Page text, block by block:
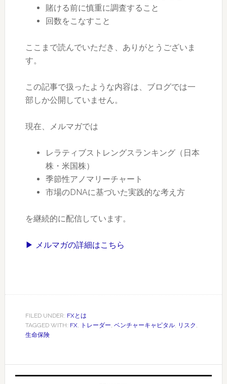
賭ける前に慎重に調査すること
回数をこなすこと
ここまで読んでいただき、ありがとうございま
す。
この記事で扱ったような内容は、ブログでは一
部しか公開していません。
現在、メルマガでは
レラティブストレングスランキング（日本
株・米国株）
季節性アノマリーチャート
市場のDNAに基づいた実践的な考え方
を継続的に配信しています。
▶ メルマガの詳細はこちら
FILED UNDER: FXとは
TAGGED WITH: FX, トレーダー, ベンチャーキャピタル, リスク ,
生命保険